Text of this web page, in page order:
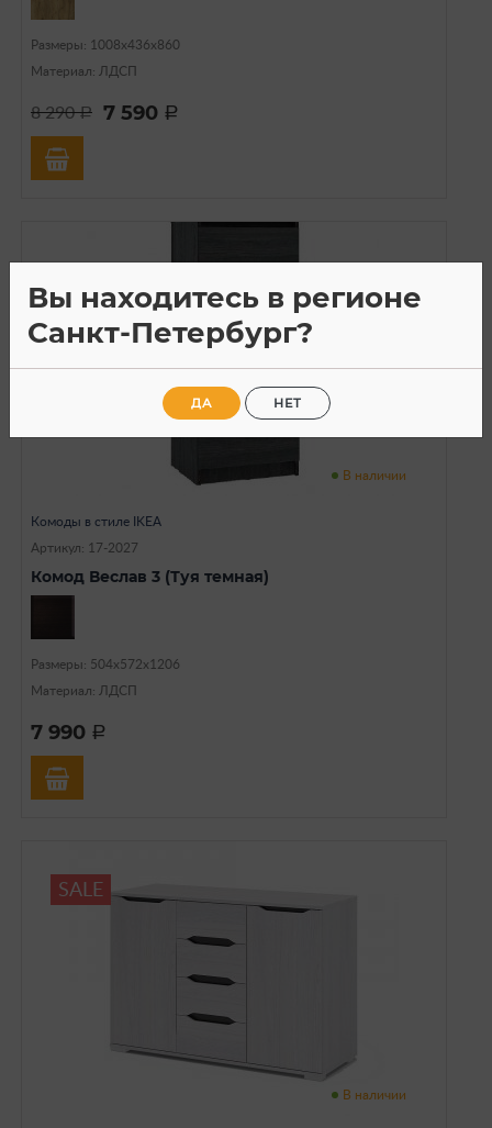
Размеры: 1008х436х860
Материал: ЛДСП
8 290a 7 590 a
В наличии
Комоды в стиле IKEA
Артикул: 17-2027
Комод Веслав 3 (Туя темная)
Размеры: 504х572х1206
Материал: ЛДСП
7 990 a
SALE
В наличии
Вы находитесь в регионе
Санкт-Петербург?
ДА НЕТ